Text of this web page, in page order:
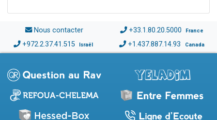
Nous contacter +33.1.80.20.5000 France
+972.2.37.41.515 Israël +1.437.887.14.93 Canada